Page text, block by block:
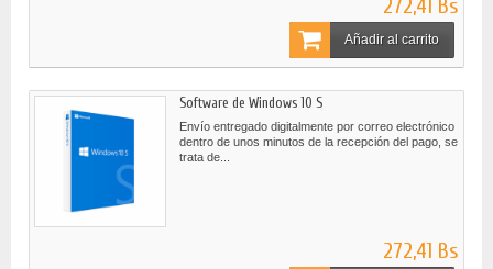
272,41 Bs
Añadir al carrito
Software de Windows 10 S
Envío entregado digitalmente por correo electrónico
dentro de unos minutos de la recepción del pago, se
trata de...
272,41 Bs